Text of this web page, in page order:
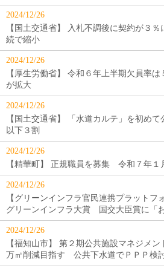
2024/12/26
【国土交通省】 入札不調後に契約が３
続で縮小
2024/12/26
【厚生労働省】 令和６年上半期欠員率
が拡大
2024/12/26
【国土交通省】 「水道カルテ」を初め
以下３割
2024/12/26
【精華町】 正規職員を募集 令和７年１
2024/12/26
【グリーンインフラ官民連携プラットフ
グリーンインフラ大賞 国交大臣賞に「
2024/12/26
【福知山市】 第２期公共施設マネジメ
万㎡削減目指す 公共下水道でＰＰＰ検